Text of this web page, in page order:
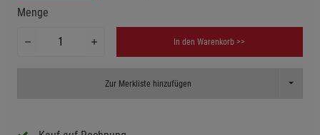
Menge
In den Warenkorb >>
Zur Merkliste hinzufügen Toggle